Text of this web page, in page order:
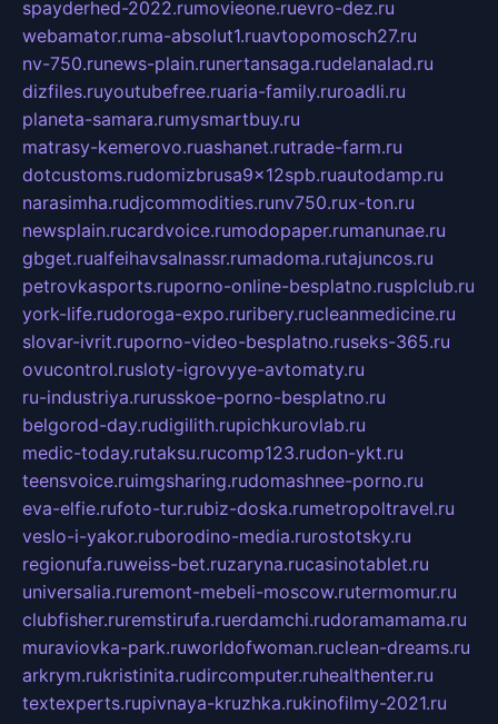
spayderhed-2022.rumovieone.ruevro-dez.ru
webamator.ruma-absolut1.ruavtopomosch27.ru
nv-750.runews-plain.runertansaga.rudelanalad.ru
dizfiles.ruyoutubefree.ruaria-family.ruroadli.ru
planeta-samara.rumysmartbuy.ru
matrasy-kemerovo.ruashanet.rutrade-farm.ru
dotcustoms.rudomizbrusa9x12spb.ruautodamp.ru
narasimha.rudjcommodities.runv750.rux-ton.ru
newsplain.rucardvoice.rumodopaper.rumanunae.ru
gbget.rualfeihavsalnassr.rumadoma.rutajuncos.ru
petrovkasports.ruporno-online-besplatno.rusplclub.ru
york-life.rudoroga-expo.ruribery.rucleanmedicine.ru
slovar-ivrit.ruporno-video-besplatno.ruseks-365.ru
ovucontrol.rusloty-igrovyye-avtomaty.ru
ru-industriya.rurusskoe-porno-besplatno.ru
belgorod-day.rudigilith.rupichkurovlab.ru
medic-today.rutaksu.rucomp123.rudon-ykt.ru
teensvoice.ruimgsharing.rudomashnee-porno.ru
eva-elfie.rufoto-tur.rubiz-doska.rumetropoltravel.ru
veslo-i-yakor.ruborodino-media.rurostotsky.ru
regionufa.ruweiss-bet.ruzaryna.rucasinotablet.ru
universalia.ruremont-mebeli-moscow.rutermomur.ru
clubfisher.ruremstirufa.ruerdamchi.rudoramamama.ru
muraviovka-park.ruworldofwoman.ruclean-dreams.ru
arkrym.rukristinita.rudircomputer.ruhealthenter.ru
textexperts.rupivnaya-kruzhka.rukinofilmy-2021.ru